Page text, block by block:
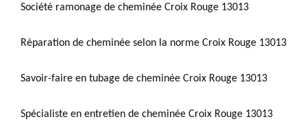
Société ramonage de cheminée Croix Rouge 13013
Réparation de cheminée selon la norme Croix Rouge 13013
Savoir-faire en tubage de cheminée Croix Rouge 13013
Spécialiste en entretien de cheminée Croix Rouge 13013